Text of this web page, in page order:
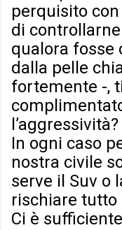
perquisito
di
qualora fosse
dalla pelle
fortemente -,
l’aggressività?
In ogni caso
nostra civile
serve il Suv o
rischiare tutto
Ci è